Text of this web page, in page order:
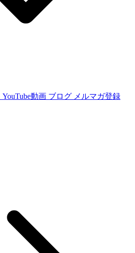
YouTube動画 ブログ メルマガ登録